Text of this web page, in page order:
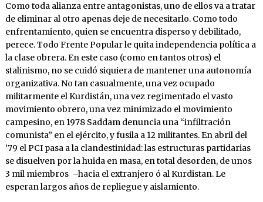
Como toda alianza entre antagonistas, uno de ellos va a tratar
de eliminar al otro apenas deje de necesitarlo. Como todo
enfrentamiento, quien se encuentra disperso y debilitado,
perece. Todo Frente Popular le quita independencia política a
la clase obrera. En este caso (como en tantos otros) el
stalinismo, no se cuidó siquiera de mantener una autonomía
organizativa. No tan casualmente, una vez ocupado
militarmente el Kurdistán, una vez regimentado el vasto
movimiento obrero, una vez minimizado el movimiento
campesino, en 1978 Saddam denuncia una “infiltración
comunista” en el ejército, y fusila a 12 militantes. En abril del
’79 el PCI pasa a la clandestinidad: las estructuras partidarias
se disuelven por la huida en masa, en total desorden, de unos
3 mil miembros –hacia el extranjero ó al Kurdistan. Le
esperan largos años de repliegue y aislamiento.